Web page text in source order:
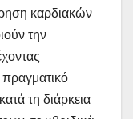
καρδιακών
την
τη διάρκεια